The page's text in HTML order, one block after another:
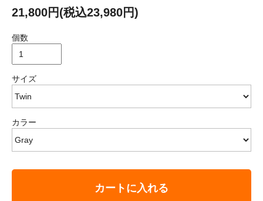
21,800円(税込23,980円)
個数
サイズ
カラー
カートに入れる